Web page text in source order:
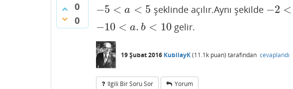
0
0
−5 < a < 5
−5< a< 5 şeklinde açılır.Aynı şekilde −2 <
−2< b<
−10 < a. b < 10
−10< a.b <10 gelir.
19 Şubat 2016 KubilayK(11.1k puan) tarafından cevaplandı
Ilgili Bir Soru Sor Yorum